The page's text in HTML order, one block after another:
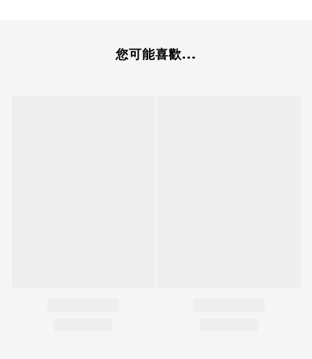
您可能喜歡...